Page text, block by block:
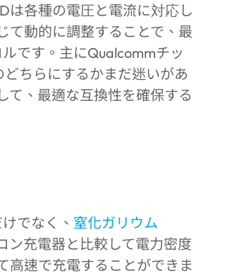
は各種の電圧と電流に対応し
て動的に調整することで、最
です。主にQualcommチッ
ちらにするかまだ迷いがあ
て、最適な互換性を確保する
でなく、 窒化ガリウム
ン充電器と比較して電力密度
高速で充電することができま